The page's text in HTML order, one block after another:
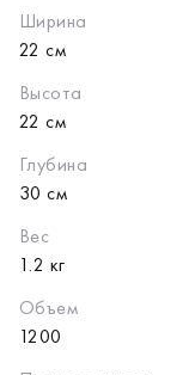
Ширина
22 см
Высота
22 см
Глубина
30 см
Вес
1.2 кг
Объем
1200